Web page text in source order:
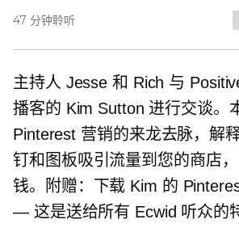
47 分钟聆听
主持人 Jesse 和 Rich 与
播客的 Kim Sutton 进行交谈。
Pinterest 营销的来龙去脉，解
钉和图板吸引流量到您的商店
钱。附赠：下载 Kim 的
— 这是送给所有 Ecwid 听众的